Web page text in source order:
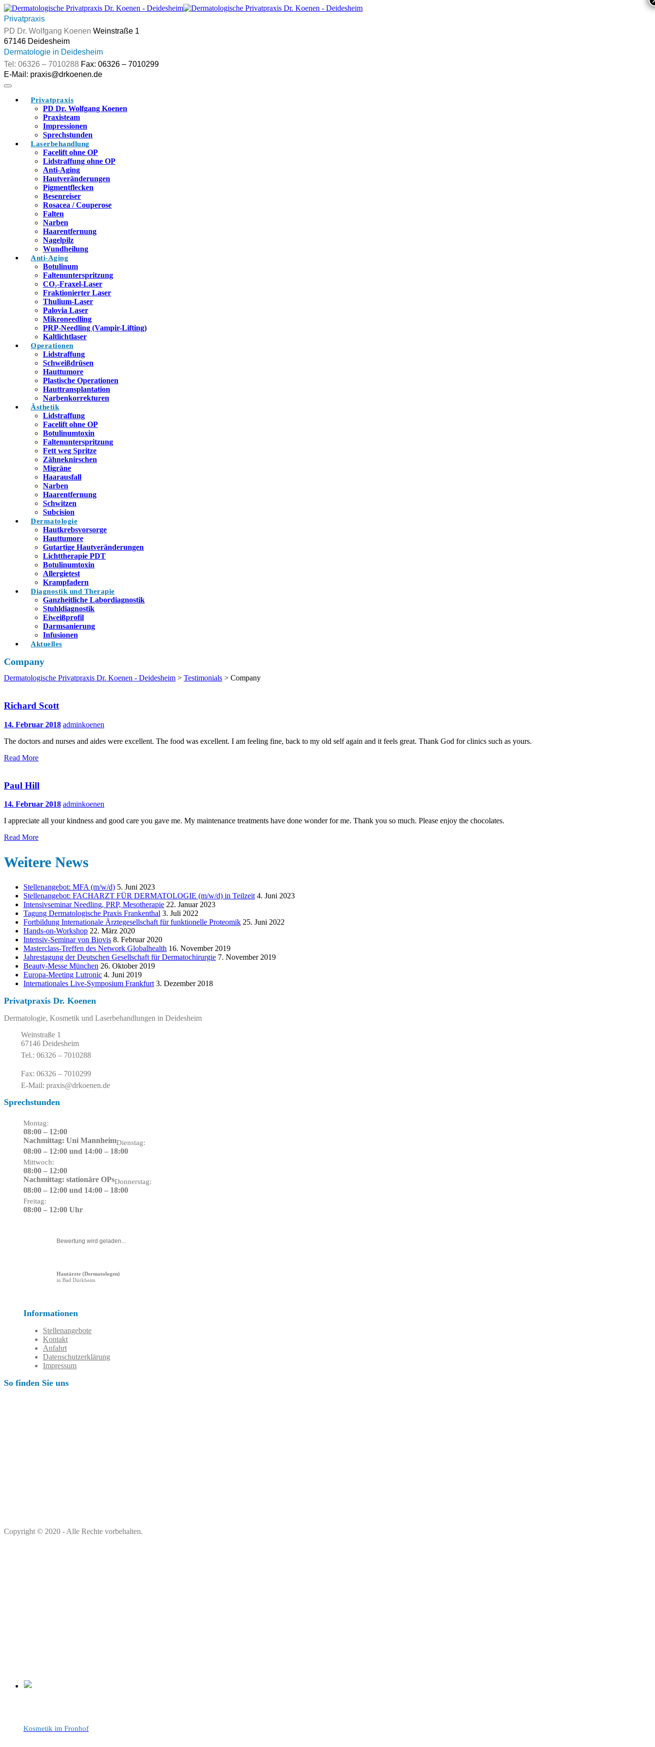
Skip
to
content
Privatpraxis
Weinstraße 1
Dermatologie in Deidesheim
Fax: 06326 – 7010299
Privatpraxis
PD Dr. Wolfgang Koenen
Praxisteam
Impressionen
Sprechstunden
Laserbehandlung
Facelift ohne OP
Lidstraffung ohne OP
Anti-Aging
Hautveränderungen
Pigmentflecken
Besenreiser
Rosacea / Couperose
Falten
Narben
Haarentfernung
Nagelpilz
Wundheilung
Anti-Aging
Botulinum
Faltenunterspritzung
CO₂-Fraxel-Laser
Fraktionierter Laser
Thulium-Laser
Palovia Laser
Mikroneedling
PRP-Needling (Vampir-Lifting)
Kaltlichtlaser
Operationen
Lidstraffung
Schweißdrüsen
Hauttumore
Plastische Operationen
Hauttransplantation
Narbenkorrekturen
Ästhetik
Lidstraffung
Facelift ohne OP
Botulinumtoxin
Faltenunterspritzung
Fett weg Spritze
Zähneknirschen
Migräne
Haarausfall
Narben
Haarentfernung
Schwitzen
Subcision
Dermatologie
Hautkrebsvorsorge
Hauttumore
Gutartige Hautveränderungen
Lichttherapie PDT
Botulinumtoxin
Allergietest
Krampfadern
Diagnostik und Therapie
Ganzheitliche Labordiagnostik
Stuhldiagnostik
Eiweißprofil
Darmsanierung
Infusionen
Aktuelles
Company
Dermatologische Privatpraxis Dr. Koenen - Deidesheim > Testimonials > Company
Richard Scott
14. Februar 2018 adminkoenen
The doctors and nurses and aides were excellent. The food was excellent. I am feeling fine, back to my old self again and it feels great. Thank God for clinics such as yours.
Read More
Paul Hill
14. Februar 2018 adminkoenen
I appreciate all your kindness and good care you gave me. My maintenance treatments have done wonder for me. Thank you so much. Please enjoy the chocolates.
Read More
Weitere News
Stellenangebot: MFA (m/w/d) 5. Juni 2023
Stellenangebot: FACHARZT FÜR DERMATOLOGIE (m/w/d) in Teilzeit 4. Juni 2023
Intensivseminar Needling, PRP, Mesotherapie 22. Januar 2023
Tagung Dermatologische Praxis Frankenthal 3. Juli 2022
Fortbildung Internationale Ärztegesellschaft für funktionelle Proteomik 25. Juni 2022
Hands-on-Workshop 22. März 2020
Intensiv-Seminar von Biovis 8. Februar 2020
Masterclass-Treffen des Network Globalhealth 16. November 2019
Jahrestagung der Deutschen Gesellschaft für Dermatochirurgie 7. November 2019
Beauty-Messe München 26. Oktober 2019
Europa-Meeting Lutronic 4. Juni 2019
Internationales Live-Symposium Frankfurt 3. Dezember 2018
Privatpraxis Dr. Koenen
Dermatologie, Kosmetik und Laserbehandlungen in Deidesheim
Weinstraße 1
67146 Deidesheim
Tel.: 06326 – 7010288
Fax: 06326 – 7010299
E-Mail: praxis@drkoenen.de
Sprechstunden
Montag:
08:00 – 12:00
Nachmittag: Uni MannheimDienstag:
08:00 – 12:00 und 14:00 – 18:00
Mittwoch:
08:00 – 12:00
Nachmittag: stationäre OPsDonnerstag:
08:00 – 12:00 und 14:00 – 18:00
Freitag:
08:00 – 12:00 Uhr
Bewertung wird geladen...
Hautärzte (Dermatologen)
in Bad Dürkheim
Informationen
Stellenangebote
Kontakt
Anfahrt
Datenschutzerklärung
Impressum
So finden Sie uns
Copyright © 2020 - Alle Rechte vorbehalten.
Kosmetik im Fronhof